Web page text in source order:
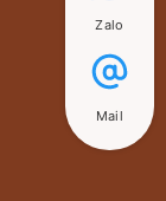
Zalo
Mail